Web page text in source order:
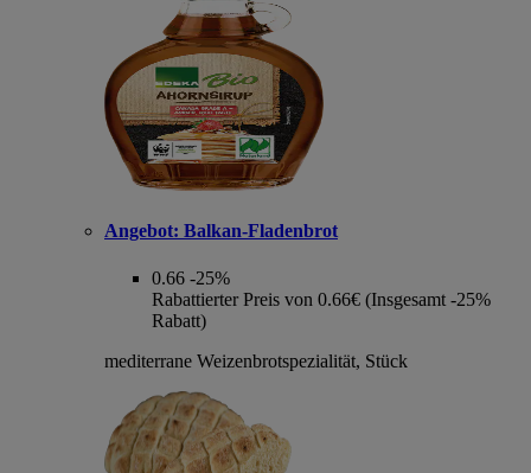
Angebot: Balkan-Fladenbrot
0.66 -25%
Rabattierter Preis von 0.66€ (Insgesamt -25%
Rabatt)
mediterrane Weizenbrotspezialität, Stück